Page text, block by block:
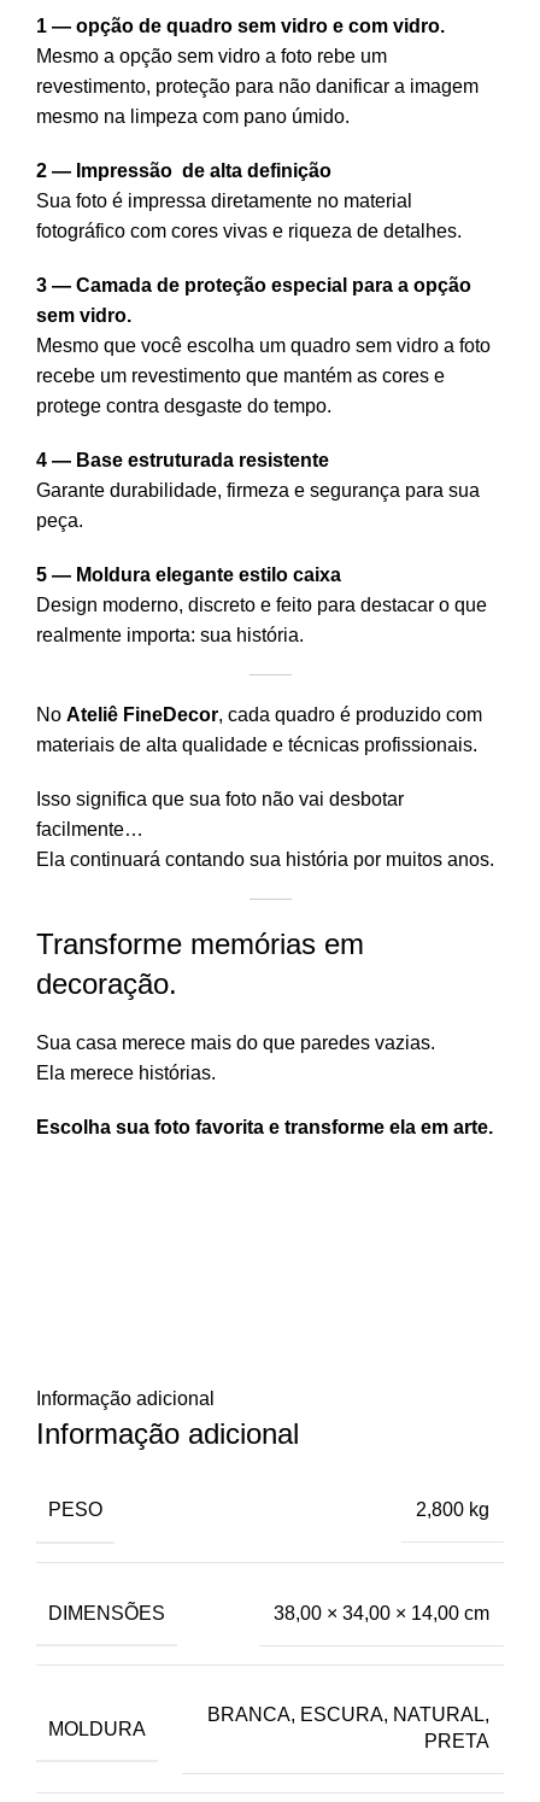
1 — opção de quadro sem vidro e com vidro.
Mesmo a opção sem vidro a foto rebe um
revestimento, proteção para não danificar a imagem
mesmo na limpeza com pano úmido.
2 — Impressão de alta definição
Sua foto é impressa diretamente no material
fotográfico com cores vivas e riqueza de detalhes.
3 — Camada de proteção especial para a opção
sem vidro.
Mesmo que você escolha um quadro sem vidro a foto
recebe um revestimento que mantém as cores e
protege contra desgaste do tempo.
4 — Base estruturada resistente
Garante durabilidade, firmeza e segurança para sua
peça.
5 — Moldura elegante estilo caixa
Design moderno, discreto e feito para destacar o que
realmente importa: sua história.
No Ateliê FineDecor, cada quadro é produzido com
materiais de alta qualidade e técnicas profissionais.
Isso significa que sua foto não vai desbotar
facilmente…
Ela continuará contando sua história por muitos anos.
Transforme memórias em
decoração.
Sua casa merece mais do que paredes vazias.
Ela merece histórias.
Escolha sua foto favorita e transforme ela em arte.
Informação adicional
Informação adicional
PESO 2,800 kg
DIMENSÕES 38,00 × 34,00 × 14,00 cm
MOLDURA
BRANCA, ESCURA, NATURAL,
PRETA